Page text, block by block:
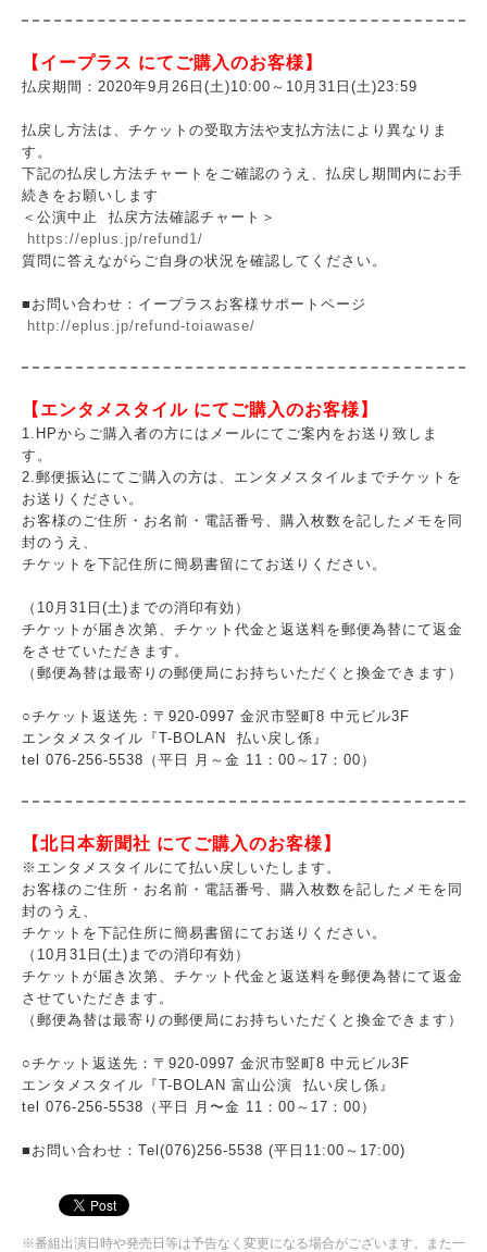
【イープラス にてご購入のお客様】
払戻期間：2020年9月26日(土)10:00～10月31日(土)23:59
払戻し方法は、チケットの受取方法や支払方法により異なりま
す。
下記の払戻し方法チャートをご確認のうえ、払戻し期間内にお手
続きをお願いします
＜公演中止 払戻方法確認チャート＞
https://eplus.jp/refund1/
質問に答えながらご自身の状況を確認してください。
■お問い合わせ：イープラスお客様サポートページ
http://eplus.jp/refund-toiawase/
【エンタメスタイル にてご購入のお客様】
1.HPからご購入者の方にはメールにてご案内をお送り致しま
す。
2.郵便振込にてご購入の方は、エンタメスタイルまでチケットを
お送りください。
お客様のご住所・お名前・電話番号、購入枚数を記したメモを同
封のうえ、
チケットを下記住所に簡易書留にてお送りください。
（10月31日(土)までの消印有効）
チケットが届き次第、チケット代金と返送料を郵便為替にて返金
をさせていただきます。
（郵便為替は最寄りの郵便局にお持ちいただくと換金できます）
○チケット返送先：〒920-0997 金沢市竪町8 中元ビル3F
エンタメスタイル『T-BOLAN 払い戻し係』
tel 076-256-5538（平日 月～金 11：00～17：00）
【北日本新聞社 にてご購入のお客様】
※エンタメスタイルにて払い戻しいたします。
お客様のご住所・お名前・電話番号、購入枚数を記したメモを同
封のうえ、
チケットを下記住所に簡易書留にてお送りください。
（10月31日(土)までの消印有効）
チケットが届き次第、チケット代金と返送料を郵便為替にて返金
させていただきます。
（郵便為替は最寄りの郵便局にお持ちいただくと換金できます）
○チケット返送先：〒920-0997 金沢市竪町8 中元ビル3F
エンタメスタイル『T-BOLAN 富山公演 払い戻し係』
tel 076-256-5538（平日 月〜金 11：00～17：00）
■お問い合わせ：Tel(076)256-5538 (平日11:00～17:00)
※番組出演日時や発売日等は予告なく変更になる場合がございます。また一